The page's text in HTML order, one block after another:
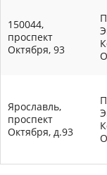
150044,
проспект
Октября, 93
Ярославль,
проспект
Октября, д.93